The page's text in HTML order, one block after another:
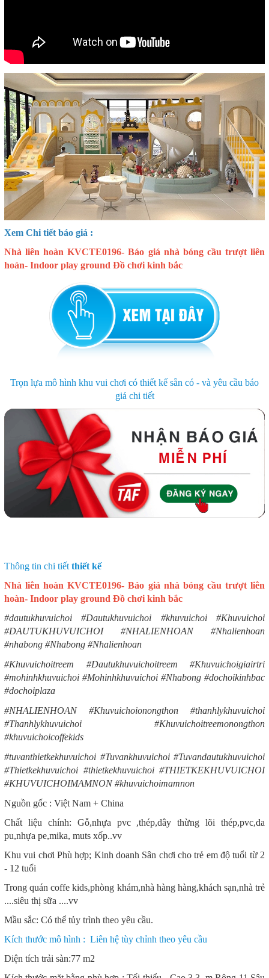
Xem Chi tiết báo giá :
Nhà liên hoàn KVCTE0196- Báo giá nhà bóng cầu trượt liên
hoàn- Indoor play ground Đồ chơi kinh bắc
Trọn lựa mô hình khu vui chơi có thiết kế sẵn có - và yêu cầu báo
giá chi tiết
Thông tin chi tiết thiết kế
Nhà liên hoàn KVCTE0196- Báo giá nhà bóng cầu trượt liên
hoàn- Indoor play ground Đồ chơi kinh bắc
#dautukhuvuichoi #Dautukhuvuichoi #khuvuichoi #Khuvuichoi
#DAUTUKHUVUICHOI #NHALIENHOAN #Nhalienhoan
#nhabong #Nhabong #Nhalienhoan
#Khuvuichoitreem #Dautukhuvuichoitreem #Khuvuichoigiairtri
#mohinhkhuvuichoi #Mohinhkhuvuichoi #Nhabong #dochoikinhbac
#dochoiplaza
#NHALIENHOAN #Khuvuichoionongthon #thanhlykhuvuichoi
#Thanhlykhuvuichoi #Khuvuichoitreemonongthon
#khuvuichoicoffekids
#tuvanthietkekhuvuichoi #Tuvankhuvuichoi #Tuvandautukhuvuichoi
#Thietkekhuvuichoi #thietkekhuvuichoi #THIETKEKHUVUICHOI
#KHUVUICHOIMAMNON #khuvuichoimamnon
Nguồn gốc : Việt Nam + China
Chất liệu chính: Gỗ,nhựa pvc ,thép,dây thừng lõi thép,pvc,da
pu,nhựa pe,mika, muts xốp..vv
Khu vui chơi Phù hợp; Kinh doanh Sân chơi cho trẻ em độ tuổi từ 2
- 12 tuổi
Trong quán coffe kids,phòng khám,nhà hàng hàng,khách sạn,nhà trẻ
....siêu thị sữa ....vv
Mầu sắc: Có thể tủy trình theo yêu cầu.
Kích thước mô hình : Liên hệ tùy chỉnh theo yêu cầu
Diện tích trải sàn:77 m2